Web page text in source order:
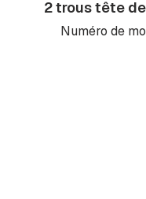
2 trous tête
Numéro de